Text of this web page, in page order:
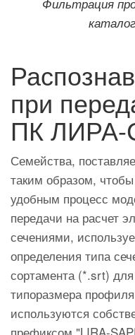
Фильтрация
при
ПК
Семейства,
таким образом,
удобным процесс
передачи на расчет
сечениями,
определения типа
сортамента (*.srt)
типоразмера
используются